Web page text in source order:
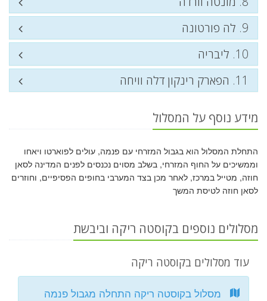
9. לה פורטונה
10. ליבריה
11. הפארק רינקון דלה וויחה
מידע נוסף על המסלול
התחלת המסלול הוא בגבול המזרחי עם פנמה, עולים לפוארטו ויאחו
וממשיכים על החוף המזרחי, בשלב מסוים נכנסים לפנים המדינה לסאן
חוזה, מטייל במרכז, לאחר מכן בצד המערבי בחופים הפסיפיים, וחוזרים
לסאן חוזה לטיסת המשך
מסלולים נוספים בקוסטה ריקה וביבשת
עוד מסלולים בקוסטה ריקה
מסלול בקוסטה ריקה התחלה מגבול פנמה